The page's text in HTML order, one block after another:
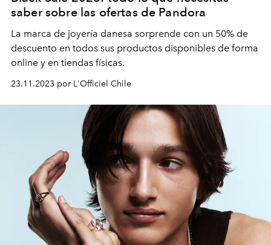
saber sobre las ofertas de Pandora
La marca de joyería danesa sorprende con un 50% de
descuento en todos sus productos disponibles de forma
online y en tiendas físicas.
23.11.2023 por L'Officiel Chile